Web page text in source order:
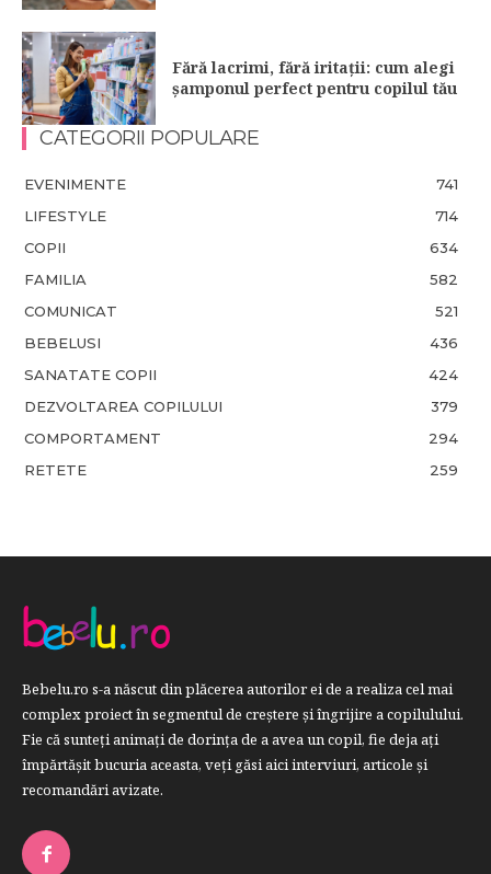
Fără lacrimi, fără iritații: cum alegi
șamponul perfect pentru copilul tău
CATEGORII POPULARE
EVENIMENTE
741
LIFESTYLE
714
COPII
634
FAMILIA
582
COMUNICAT
521
BEBELUSI
436
SANATATE COPII
424
DEZVOLTAREA COPILULUI
379
COMPORTAMENT
294
RETETE
259
Bebelu.ro s-a născut din plăcerea autorilor ei de a realiza cel mai
complex proiect în segmentul de creştere şi îngrijire a copilulului.
Fie că sunteţi animaţi de dorinţa de a avea un copil, fie deja aţi
împărtăşit bucuria aceasta, veți găsi aici interviuri, articole şi
recomandări avizate.